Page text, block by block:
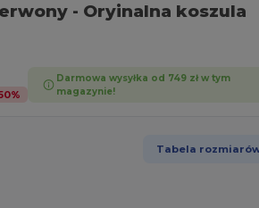
- Oryinalna koszula
%
Darmowa wysyłka od 749 zł w tym
magazynie!
Tabela